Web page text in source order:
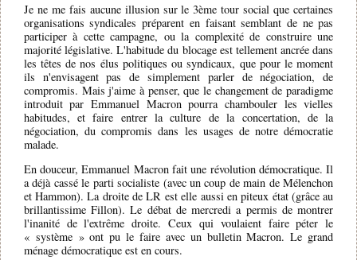
Je ne me fais aucune illusion sur le 3ème tour social que certaines
organisations syndicales préparent en faisant semblant de ne pas
participer à cette campagne, ou la complexité de construire une
majorité législative. L'habitude du blocage est tellement ancrée dans
les têtes de nos élus politiques ou syndicaux, que pour le moment
ils n'envisagent pas de simplement parler de négociation, de
compromis. Mais j'aime à penser, que le changement de paradigme
introduit par Emmanuel Macron pourra chambouler les vielles
habitudes, et faire entrer la culture de la concertation, de la
négociation, du compromis dans les usages de notre démocratie
malade.
En douceur, Emmanuel Macron fait une révolution démocratique. Il
a déjà cassé le parti socialiste (avec un coup de main de Mélenchon
et Hammon). La droite de LR est elle aussi en piteux état (grâce au
brillantissime Fillon). Le débat de mercredi a permis de montrer
l'inanité de l'extrême droite. Ceux qui voulaient faire péter le
« système » ont pu le faire avec un bulletin Macron. Le grand
ménage démocratique est en cours.